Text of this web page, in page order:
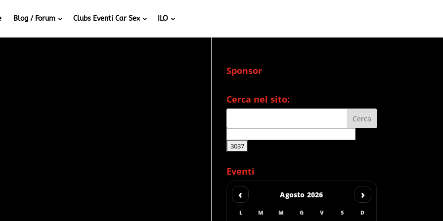
Blog / Forum Clubs Eventi Car Sex ILO
Sponsor
Cerca nel sito:
Eventi
‹ Agosto 2026 ›
L M M G V S D